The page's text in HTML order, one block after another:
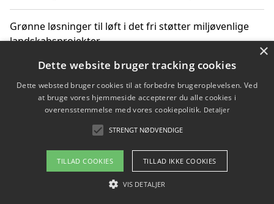
Grønne løsninger til løft i det fri støtter miljøvenlige
landskabsprojekter
Gør haven til et frirum for familien og naturen
Copyright 2026 - Pilanto Aps
Om / kontakt
Blog Betingelser
×
Dette website bruger tracking cookies
Dette websted bruger cookies til at forbedre brugeroplevelsen. Ved
at bruge vores hjemmeside accepterer du alle cookies i
overensstemmelse med vores cookiepolitik. Detaljer
STRENGT NØDVENDIGE
TILLAD COOKIES TILLAD IKKE COOKIES
VIS DETALJER